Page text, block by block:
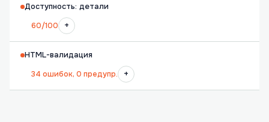
Доступность: детали
60/100
+
HTML-валидация
34 ошибок, 0 предупр.
+